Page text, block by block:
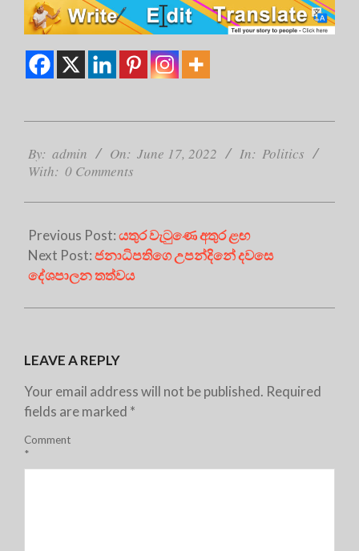
06-
17
By: admin On: June 17, 2022 In: Politics
With: 0 Comments
Previous Post:යතුර වැටුණෙ අතුර ළඟ
Next Post:ජනාධිපතිගෙ උපන්දිනේ දවසෙ
දේශපාලන තත්වය
LEAVE A REPLY
Your email address will not be published. Required
fields are marked *
Comment
*